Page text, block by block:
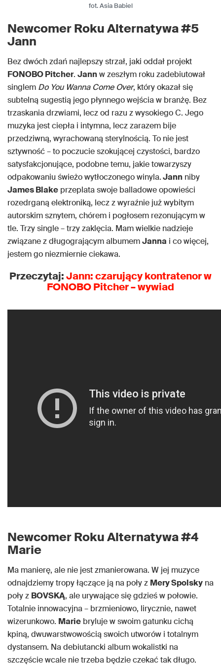
fot. Asia Babiel
Newcomer Roku Alternatywa #5
Jann
Bez dwóch zdań najlepszy strzał, jaki oddał projekt
FONOBO Pitcher. Jannw zeszłym roku zadebiutował
singlem Do You Wanna Come Over, który okazał się
subtelną sugestią jego płynnego wejścia w branżę. Bez
trzaskania drzwiami, lecz od razu z wysokiego C. Jego
muzyka jest ciepła i intymna, lecz zarazem bije
przedziwną, wyrachowaną sterylnością. To nie jest
sztywność – to poczucie szokującej czystości, bardzo
satysfakcjonujące, podobne temu, jakie towarzyszy
odpakowaniu świeżo wytłoczonego winyla.Jann niby
James Blake przeplata swoje balladowe opowieści
rozedrganą elektroniką, lecz z wyraźnie już wybitym
autorskim sznytem, chórem i pogłosem rezonującym w
tle. Trzy single – trzy zaklęcia. Mam wielkie nadzieje
związane z długogrającym albumemJanna i co więcej,
jestem go niezmiernie ciekawa.
Przeczytaj:Jann: czarujący kontratenor w
FONOBO Pitcher – wywiad
Newcomer Roku Alternatywa #4
Marie
Ma manierę, ale nie jest zmanierowana. W jej muzyce
odnajdziemy tropy łączące ją na poły z Mery Spolsky na
poły z BOVSKĄ, ale urywające się gdzieś w połowie.
Totalnie innowacyjna – brzmieniowo, lirycznie, nawet
wizerunkowo. Marie bryluje w swoim gatunku cichą
kpiną, dwuwarstwowością swoich utworów i totalnym
dystansem. Nadebiutancki album wokalistki na
szczęście wcale nie trzeba będzie czekać tak długo.